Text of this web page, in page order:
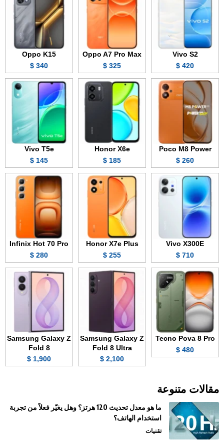
Vivo S2
420 $
Oppo A7 Pro Max
325 $
Oppo K15
340 $
Poco M8 Power
260 $
Honor X6e
185 $
Vivo T5e
145 $
Vivo X300E
710 $
Honor X7e Plus
255 $
Infinix Hot 70 Pro
280 $
Tecno Pova 8 Pro
480 $
Samsung Galaxy Z
Fold 8 Ultra
2,100 $
Samsung Galaxy Z
Fold 8
1,900 $
مقالات متنوعة
ما هو معدل تحديث 120 هرتز؟ وهل يغيّر فعلاً من تجربة
استخدام الهاتف؟
تقنيات